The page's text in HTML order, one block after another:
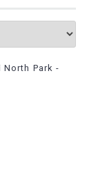
North Park -